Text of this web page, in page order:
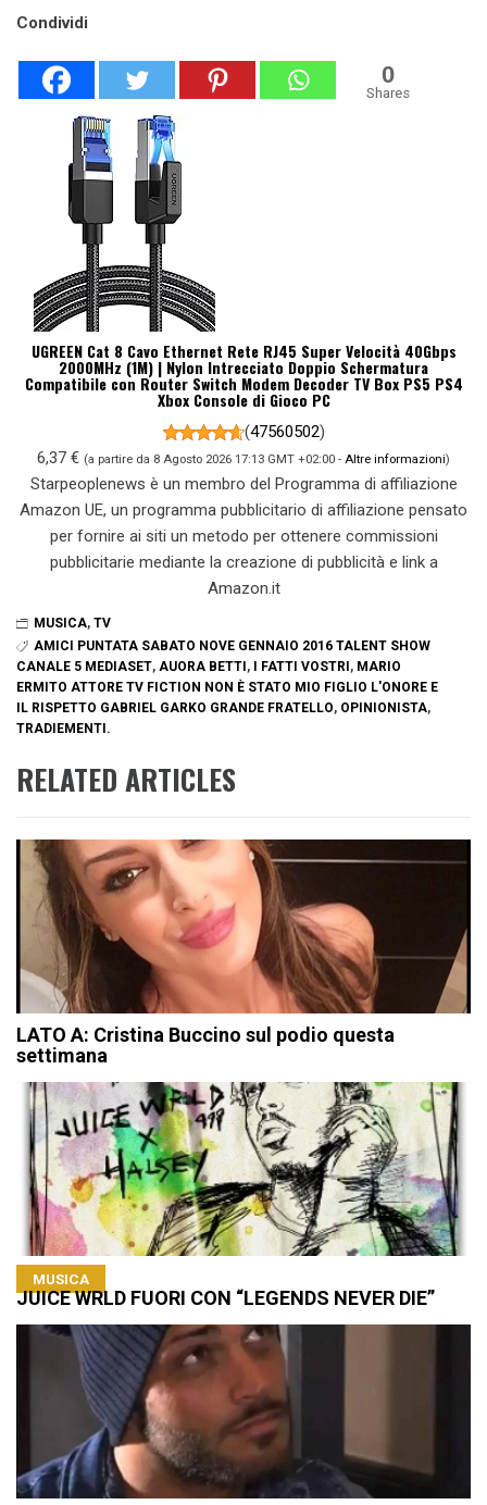
Condividi
0
Shares
UGREEN Cat 8 Cavo Ethernet Rete RJ45 Super Velocità 40Gbps
2000MHz (1M) | Nylon Intrecciato Doppio Schermatura
Compatibile con Router Switch Modem Decoder TV Box PS5 PS4
Xbox Console di Gioco PC
(47560502)
6,37 € (a partire da 8 Agosto 2026 17:13 GMT +02:00 - Altre informazioni)
Starpeoplenews è un membro del Programma di affiliazione
Amazon UE, un programma pubblicitario di affiliazione pensato
per fornire ai siti un metodo per ottenere commissioni
pubblicitarie mediante la creazione di pubblicità e link a
Amazon.it
MUSICA, TV
AMICI PUNTATA SABATO NOVE GENNAIO 2016 TALENT SHOW
CANALE 5 MEDIASET, AUORA BETTI , I FATTI VOSTRI , MARIO
ERMITO ATTORE TV FICTION NON È STATO MIO FIGLIO L'ONORE E
IL RISPETTO GABRIEL GARKO GRANDE FRATELLO, OPINIONISTA,
TRADIEMENTI.
RELATED ARTICLES
LATO A: Cristina Buccino sul podio questa
settimana
MUSICA
JUICE WRLD FUORI CON “LEGENDS NEVER DIE”